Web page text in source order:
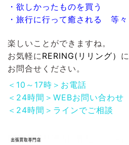
・欲しかったものを買う
・旅行に行って癒される 等々
楽しいことができますね。
お気軽にRERING(リリング） に
お問合せください。
＜10～17時＞お電話
＜24時間＞WEBお問い合わせ
＜24時間＞ラインでご相談